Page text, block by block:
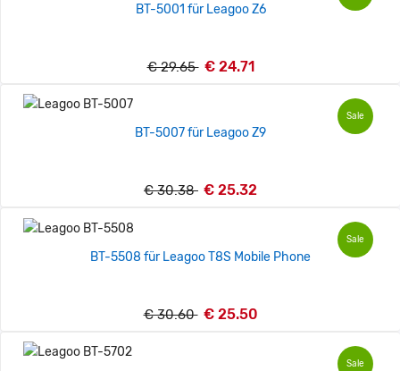
BT-5001 für Leagoo Z6
€ 29.65 € 24.71
Sale
BT-5007 für Leagoo Z9
€ 30.38 € 25.32
Sale
BT-5508 für Leagoo T8S Mobile Phone
€ 30.60 € 25.50
Sale